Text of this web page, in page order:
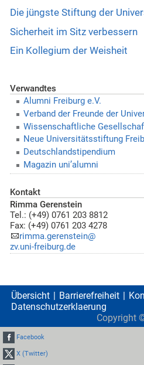
Die jüngste Stiftung der
Sicherheit im Sitz verbessern
Ein Kollegium der Weisheit
Verwandtes
Alumni Freiburg e.V.
Verband der Freunde der
Wissenschaftliche
Neue Universitätsstiftung
Deutschlandstipendium
Magazin uni’alumni
Kontakt
Rimma Gerenstein
Tel.: (+49) 0761 203 8812
Fax: (+49) 0761 203 4278
rimma.gerenstein@
zv.uni-freiburg.de
Übersicht Barrierefreiheit
Datenschutzerklaerung
Copyright
Facebook
X (Twitter)